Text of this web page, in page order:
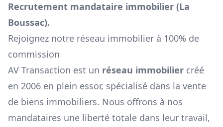
Recrutement mandataire immobilier (La
Boussac).
Rejoignez notre réseau immobilier à 100% de
commission
AV Transaction est un réseau immobilier créé
en 2006 en plein essor, spécialisé dans la vente
de biens immobiliers. Nous offrons à nos
mandataires une liberté totale dans leur travail,